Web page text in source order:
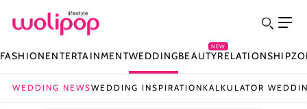
FASHIONENTERTAINMENTWEDDINGBEAUTY
NEW
RELATIONSHIP
WEDDING NEWSWEDDING INSPIRATION KALKULATOR